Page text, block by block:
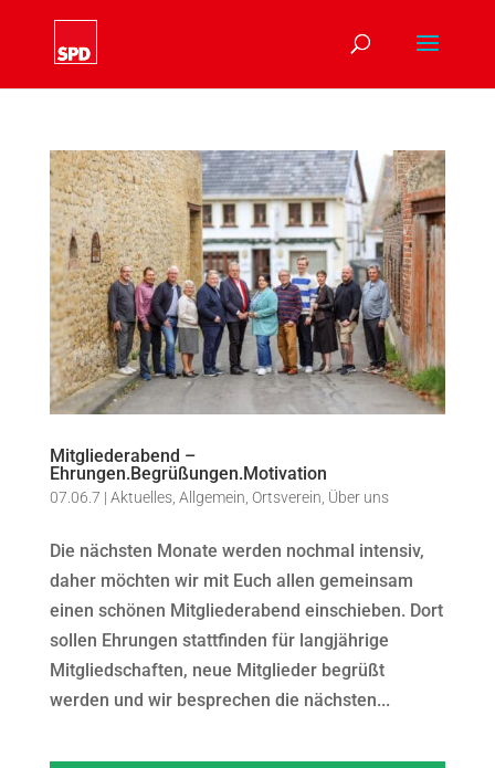
Mitgliederabend –
Ehrungen.Begrüßungen.Motivation
07.06.7 | Aktuelles, Allgemein Ortsverein Über uns
Die nächsten Monate werden nochmal intensiv,
daher möchten wir mit Euch allen gemeinsam
einen schönen Mitgliederabend einschieben. Dort
sollen Ehrungen stattfinden für langjährige
Mitgliedschaften, neue Mitglieder begrüßt
werden und wir besprechen die nächsten...